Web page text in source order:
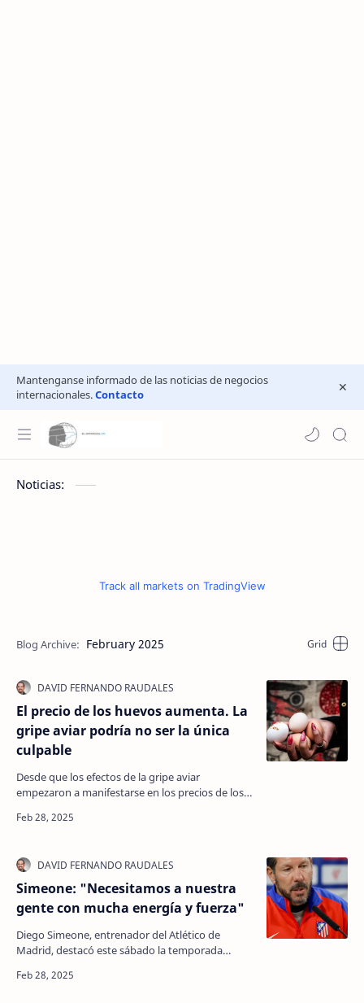
Mantenganse informado de las noticias de negocios
internacionales.Contacto
Noticias:
Track all markets on TradingView
February 2025
El precio de los huevos aumenta. La
gripe aviar podría no ser la única
culpable
Desde que los efectos de la gripe aviar
empezaron a manifestarse en los precios de los
ariete polít…
Simeone: "Necesitamos a nuestra
gente con mucha energía y fuerza"
Diego Simeone, entrenador del Atlético de
Madrid, destacó este sábado la temporada
es…